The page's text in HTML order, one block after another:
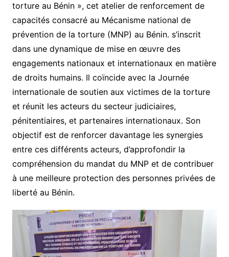
torture au Bénin », cet atelier de renforcement de
capacités consacré au Mécanisme national de
prévention de la torture (MNP) au Bénin. s’inscrit
dans une dynamique de mise en œuvre des
engagements nationaux et internationaux en matière
de droits humains. Il coïncide avec la Journée
internationale de soutien aux victimes de la torture
et réunit les acteurs du secteur judiciaires,
pénitentiaires, et partenaires internationaux. Son
objectif est de renforcer davantage les synergies
entre ces différents acteurs, d’approfondir la
compréhension du mandat du MNP et de contribuer
à une meilleure protection des personnes privées de
liberté au Bénin.